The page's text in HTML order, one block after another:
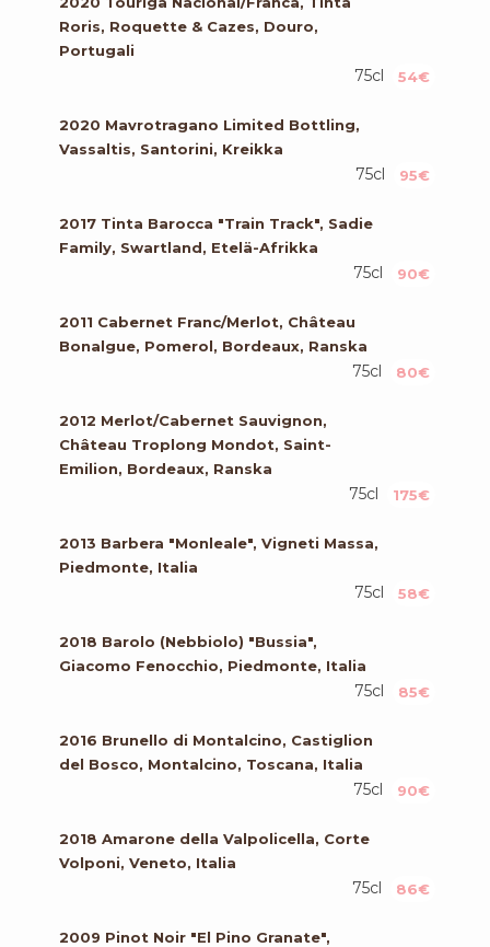
Roris, Roquette & Cazes, Douro,
Portugali
54€
75cl
2020 Mavrotragano Limited Bottling,
Vassaltis, Santorini, Kreikka
95€
75cl
2017 Tinta Barocca "Train Track", Sadie
Family, Swartland, Etelä-Afrikka
90€
75cl
2011 Cabernet Franc/Merlot, Château
Bonalgue, Pomerol, Bordeaux, Ranska
80€
75cl
2012 Merlot/Cabernet Sauvignon,
Château Troplong Mondot, Saint-
Emilion, Bordeaux, Ranska
175€
75cl
2013 Barbera "Monleale", Vigneti Massa,
Piedmonte, Italia
58€
75cl
2018 Barolo (Nebbiolo) "Bussia",
Giacomo Fenocchio, Piedmonte, Italia
85€
75cl
2016 Brunello di Montalcino, Castiglion
del Bosco, Montalcino, Toscana, Italia
90€
75cl
2018 Amarone della Valpolicella, Corte
Volponi, Veneto, Italia
86€
75cl
2009 Pinot Noir "El Pino Granate",